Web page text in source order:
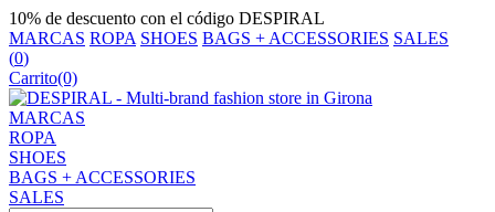
10% de descuento con el código DESPIRAL
MARCAS ROPA SHOES BAGS + ACCESSORIES SALES
(0)
Carrito(0)
MARCAS
ROPA
SHOES
BAGS + ACCESSORIES
SALES